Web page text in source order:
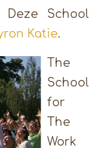
Deze School
Katie.
The
School
for
The
Work